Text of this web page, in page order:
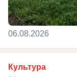
06.08.2026
Культура